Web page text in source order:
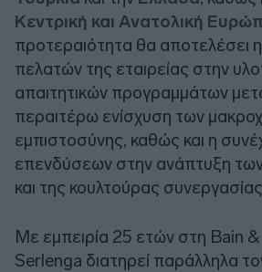
Κεντρική και Ανατολική
προτεραιότητα θα αποτελέσει
πελατών της εταιρείας στην
απαιτητικών προγραμμάτων
περαιτέρω ενίσχυση των
εμπιστοσύνης, καθώς και η
επενδύσεων στην ανάπτυξη
και της κουλτούρας
Με εμπειρία 25 ετών στη Bain
Serlenga διατηρεί παράλληλα